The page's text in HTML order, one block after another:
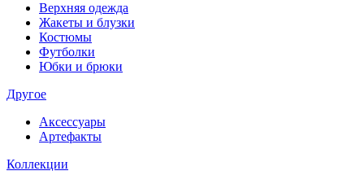
Верхняя одежда
Жакеты и блузки
Костюмы
Футболки
Юбки и брюки
Другое
Аксессуары
Артефакты
Коллекции